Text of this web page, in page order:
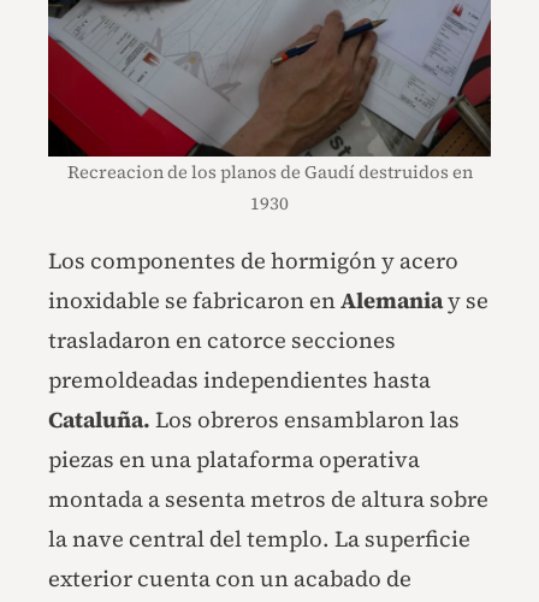
Recreacion de los planos de Gaudí destruidos en
1930
Los componentes de hormigón y acero
inoxidable se fabricaron enAlemaniay se
trasladaron en catorce secciones
premoldeadas independientes hasta
Cataluña. Los obreros ensamblaron las
piezas en una plataforma operativa
montada a sesenta metros de altura sobre
la nave central del templo. La superficie
exterior cuenta con un acabado de